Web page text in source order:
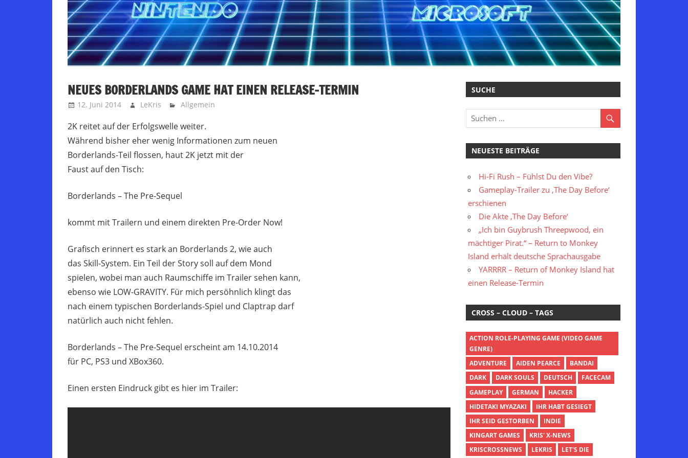
NEUES BORDERLANDS GAME HAT EINEN RELEASE-TERMIN
12. Juni 2014 LeKris Allgemein
2K reitet auf der Erfolgswelle weiter.
Während bisher eher wenig Informationen zum neuen
Borderlands-Teil flossen, haut 2K jetzt mit der
Faust auf den Tisch:
Borderlands – The Pre-Sequel
kommt mit Trailern und einem direkten Pre-Order Now!
Grafisch erinnert es stark an Borderlands 2, wie auch
das Skill-System. Ein Teil der Story soll auf dem Mond
spielen, wobei man auch Raumschiffe im Trailer sehen kann,
ebenso wie LOW-GRAVITY. Für mich persöhnlich klingt das
nach einem typischen Borderlands-Spiel und Claptrap darf
natürlich auch nicht fehlen.
Borderlands – The Pre-Sequel erscheint am 14.10.2014
für PC, PS3 und XBox360.
Einen ersten Eindruck gibt es hier im Trailer:
SUCHE
NEUESTE BEITRÄGE
Hi-Fi Rush – Fühlst Du den Vibe?
Gameplay-Trailer zu ‚The Day Before‘
erschienen
Die Akte ‚The Day Before‘
„Ich bin Guybrush Threepwood, ein
mächtiger Pirat.“ – Return to Monkey
Island erhält deutsche Sprachausgabe
YARRRR – Return of Monkey Island hat
einen Release-Termin
CROSS – CLOUD – TAGS
ACTION ROLE-PLAYING GAME (VIDEO GAME
GENRE)
ADVENTURE
AIDEN PEARCE
BANDAI
DARK
DARK SOULS DEUTSCH
FACECAM
GAMEPLAY
GERMAN
HACKER
HIDETAKI MYAZAKI
IHR HABT GESIEGT
IHR SEID GESTORBEN
INDIE
KINGART GAMES
KRIS' X-NEWS
KRISCROSSNEWS
LEKRIS
LET'S DIE